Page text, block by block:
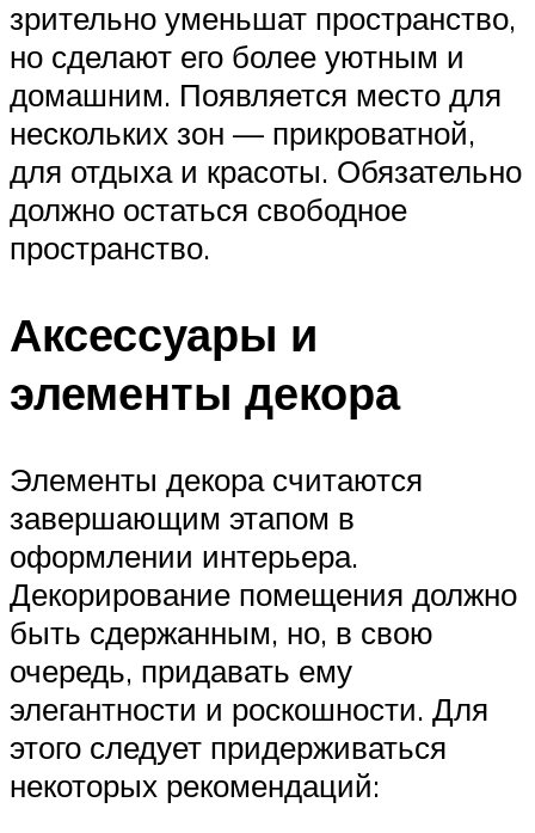
зрительно уменьшат пространство,
но сделают его более уютным и
домашним. Появляется место для
нескольких зон — прикроватной,
для отдыха и красоты. Обязательно
должно остаться свободное
пространство.
Аксессуары и
элементы декора
Элементы декора считаются
завершающим этапом в
оформлении интерьера.
Декорирование помещения должно
быть сдержанным, но, в свою
очередь, придавать ему
элегантности и роскошности. Для
этого следует придерживаться
некоторых рекомендаций: